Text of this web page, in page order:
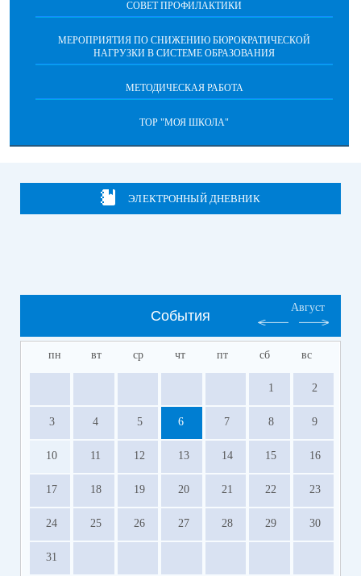
СОВЕТ ПРОФИЛАКТИКИ
МЕРОПРИЯТИЯ ПО СНИЖЕНИЮ БЮРОКРАТИЧЕСКОЙ
НАГРУЗКИ В СИСТЕМЕ ОБРАЗОВАНИЯ
МЕТОДИЧЕСКАЯ РАБОТА
ТОР "МОЯ ШКОЛА"
ЭЛЕКТРОННЫЙ ДНЕВНИК
События
Август
пн вт ср чт пт сб вс
1 2
3 4 5 6 7 8 9
10 11 12 13 14 15 16
17 18 19 20 21 22 23
24 25 26 27 28 29 30
31